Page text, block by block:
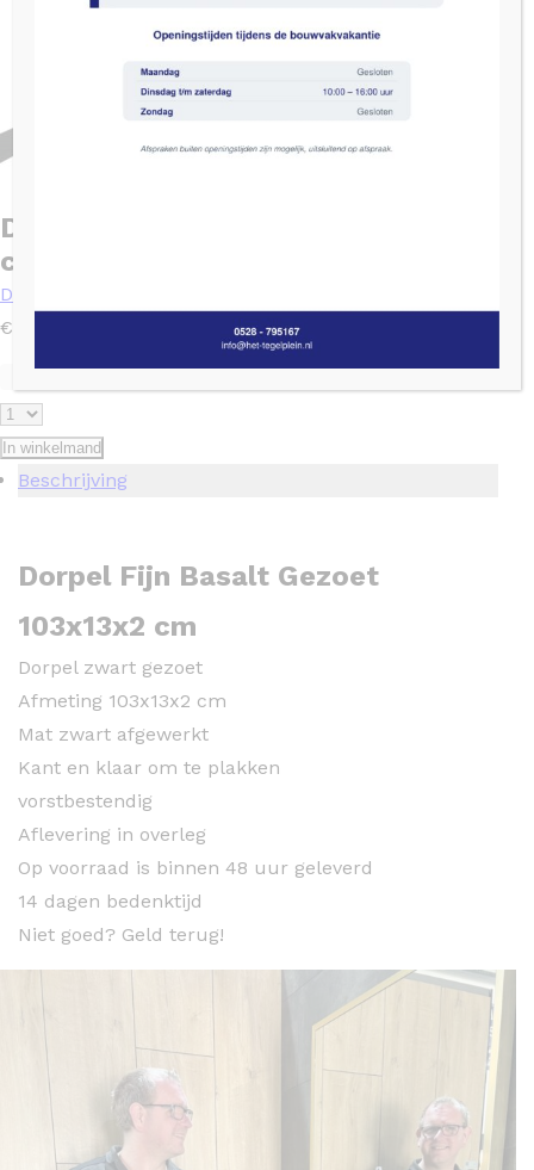
Dorpel Fijn Basalt Gezoet 103x13x2
cm
Dorpel fijn gezoet
€
In winkelmand
Beschrijving
Dorpel Fijn Basalt Gezoet
103x13x2 cm
Dorpel zwart gezoet
Afmeting 103x13x2 cm
Mat zwart afgewerkt
Kant en klaar om te plakken
vorstbestendig
Aflevering in overleg
Op voorraad is binnen 48 uur geleverd
14 dagen bedenktijd
Niet goed? Geld terug!